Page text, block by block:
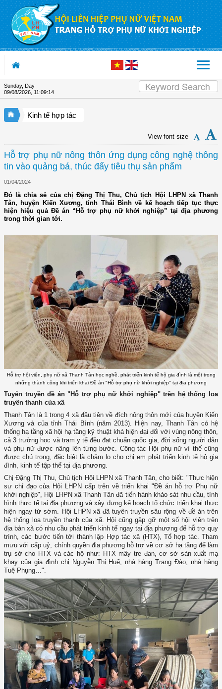
Skip to Content
Sunday, Day
09/08/2026 11:09:15
Kinh tế hợp tác
View font size
Hỗ trợ phụ nữ nông thôn ứng dụng công nghệ thông
tin vào quảng bá, thúc đẩy tiêu thụ sản phẩm
01/04/2024
Đó là chia sẻ của chị Đặng Thị Thu, Chủ tịch Hội LHPN xã Thanh
Tân, huyện Kiến Xương, tỉnh Thái Bình về kế hoạch tiếp tục thực
hiện hiệu quả Đề án “Hỗ trợ phụ nữ khởi nghiệp” tại địa phương
trong thời gian tới.
Hỗ trợ hội viên, phụ nữ xã Thanh Tân học nghề, phát triển kinh tế hộ gia đình là một trong
những thành công khi triển khai Đề án "Hỗ trợ phụ nữ khởi nghiệp" tại địa phương
Tuyên truyền đề án "Hỗ trợ phụ nữ khởi nghiệp" trên hệ thống loa
truyền thanh của xã
Thanh Tân là 1 trong 4 xã đầu tiên về đích nông thôn mới của huyện Kiến
Xương và của tỉnh Thái Bình (năm 2013). Hiện nay, Thanh Tân có hệ
thống hạ tầng xã hội hạ tầng kỹ thuật khá hiện đại đối với vùng nông thôn,
cả 3 trường học và trạm y tế đều đạt chuẩn quốc gia, đời sống người dân
và phụ nữ được nâng lên từng bước. Công tác Hội phụ nữ vì thế cũng
được chú trọng, đặc biệt là chăm lo cho chị em phát triển kinh tế hộ gia
đình, kinh tế tập thể tại địa phương.
Chị Đặng Thị Thu, Chủ tịch Hội LHPN xã Thanh Tân, cho biết: "Thực hiện
sự chỉ đạo của Hội LHPN cấp trên về triển khai "Đề án hỗ trợ Phụ nữ
khởi nghiệp", Hội LHPN xã Thanh Tân đã tiến hành khảo sát nhu cầu, tình
hình thực tế tại địa phương và xây dựng kế hoạch tổ chức triển khai thực
hiện ngay từ sớm. Hội LHPN xã đã tuyên truyền sâu rộng về đề án trên
hệ thống loa truyền thanh của xã. Hội cũng gặp gỡ một số hội viên trên
địa bàn xã có nhu cầu phát triển kinh tế ngay tại địa phương để hỗ trợ quy
trình, các bước tiến tới thành lập Hợp tác xã (HTX), Tổ hợp tác. Tham
mưu với cấp uỷ, chính quyền địa phương hỗ trợ về cơ sở hạ tầng để làm
trụ sở cho HTX và các hộ như: HTX mây tre đan, cơ sở sản xuất mạ
khay của gia đình chị Nguyễn Thị Huế, nhà hàng Trang Đào, nhà hàng
Tuệ Phụng…".